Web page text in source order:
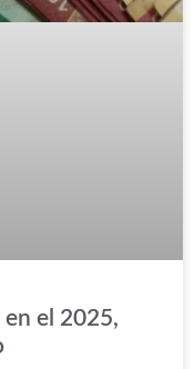
el 2025,